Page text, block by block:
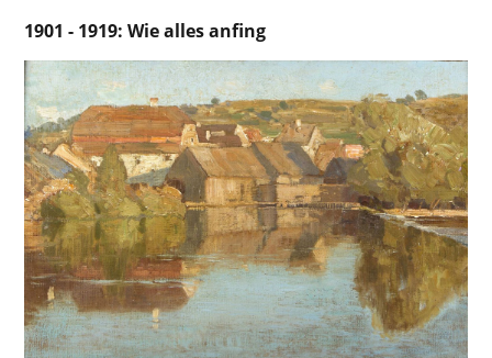
1901 - 1919: Wie alles anfing